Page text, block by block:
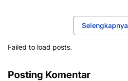
Selengkapnya
Failed to load posts.
Posting Komentar